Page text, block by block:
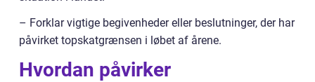
– Forklar vigtige begivenheder eller beslutninger, der har
påvirket topskatgrænsen i løbet af årene.
Hvordan påvirker